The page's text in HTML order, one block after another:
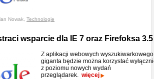
Nowak, Technologie
wsparcie dla IE 7 oraz Firefoksa 3.5
Z aplikacji webowych wyszukiwarkowego
giganta będzie można korzystać
z poziomu nowych wydań
przeglądarek. więcej